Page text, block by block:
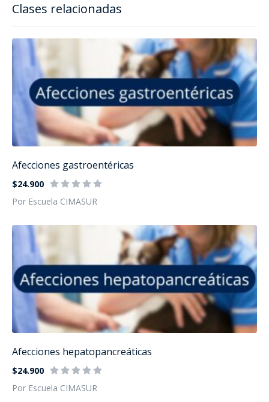
Clases relacionadas
Afecciones gastroentéricas
$24.900
Por Escuela CIMASUR
Afecciones hepatopancreáticas
$24.900
Por Escuela CIMASUR